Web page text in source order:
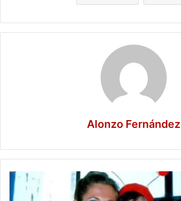
Alonzo Fernández
María
Antonieta